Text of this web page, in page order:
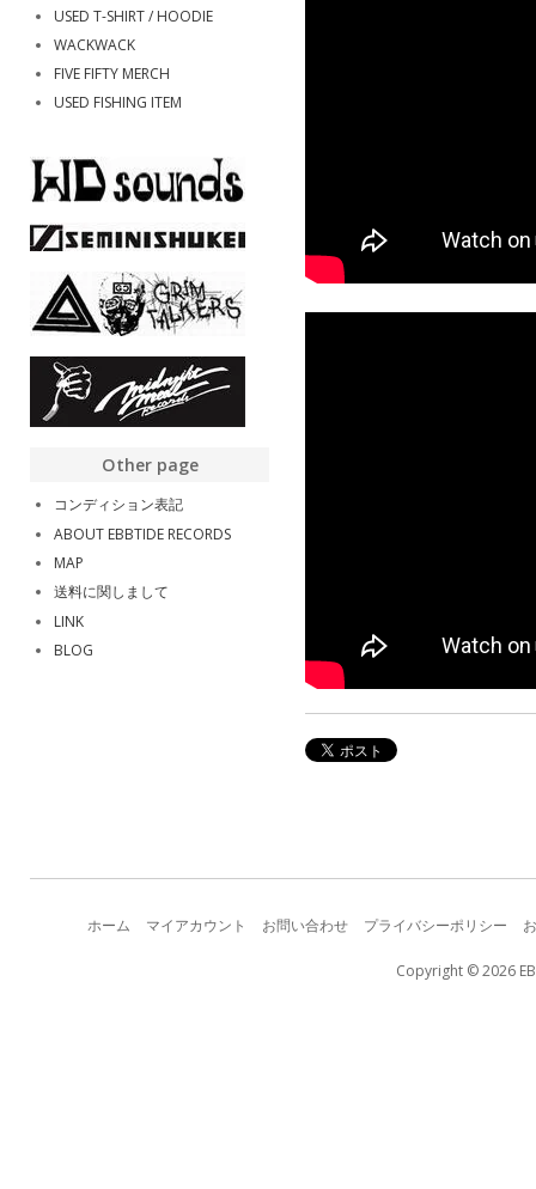
USED T-SHIRT / HOODIE
WACKWACK
FIVE FIFTY MERCH
USED FISHING ITEM
Other page
コンディション表記
ABOUT EBBTIDE RECORDS
MAP
送料に関しまして
LINK
BLOG
ホーム マイアカウント お問い合わせ プライバシーポリシー
Copyright © 2026